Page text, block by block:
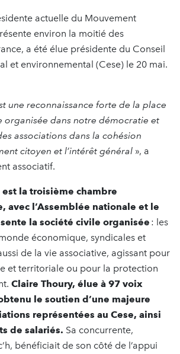
actuelle du Mouvement
environ la moitié des
a été élue présidente du Conseil
et environnemental (Cese) le 20 mai.
une reconnaissance forte de la place
organisée dans notre démocratie et
associations dans la cohésion
citoyen et l’intérêt général », a
associatif.
est la troisième chambre
avec l’Assemblée nationale et le
la société civile organisée : les
économique, syndicales et
de la vie associative, agissant pour
et territoriale ou pour la protection
Claire Thoury, élue à 97 voix
le soutien d’une majeure
représentées au Cese, ainsi
de salariés. Sa concurrente,
bénéficiait de son côté de l’appui